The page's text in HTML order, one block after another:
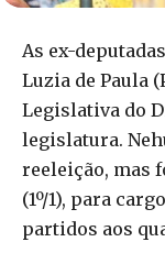
As ex-
Luzia de Paula
Legislativa do
legislatura.
reeleição, mas
(1º/1), para
partidos aos